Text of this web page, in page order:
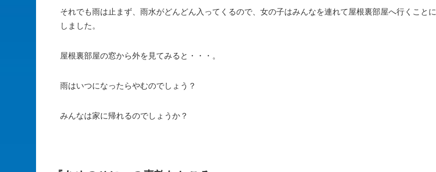
それでも雨は止まず、雨水がどんどん入ってくるので、女の子はみんなを連れて屋根裏部屋へ行くことに
しました。
屋根裏部屋の窓から外を見てみると・・・。
雨はいつになったらやむのでしょう？
みんなは家に帰れるのでしょうか？